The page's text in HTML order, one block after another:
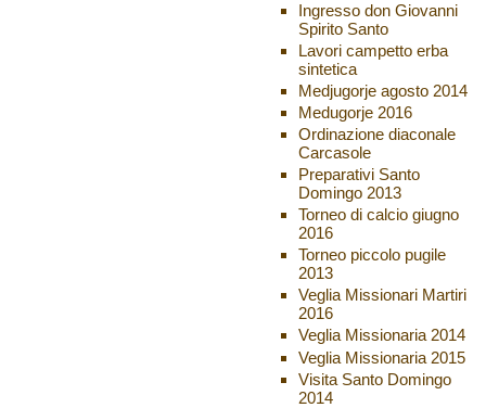
Ingresso don Giovanni
Spirito Santo
Lavori campetto erba
sintetica
Medjugorje agosto 2014
Medugorje 2016
Ordinazione diaconale
Carcasole
Preparativi Santo
Domingo 2013
Torneo di calcio giugno
2016
Torneo piccolo pugile
2013
Veglia Missionari Martiri
2016
Veglia Missionaria 2014
Veglia Missionaria 2015
Visita Santo Domingo
2014